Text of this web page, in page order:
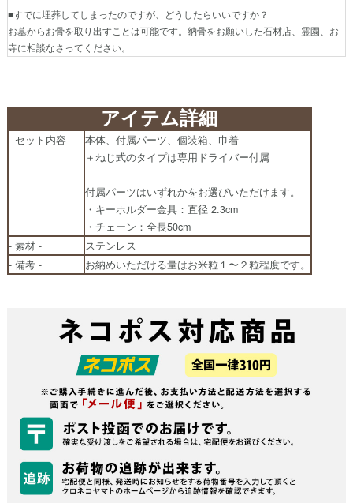
■すでに埋葬してしまったのですが、どうしたらいいですか？
お墓からお骨を取り出すことは可能です。納骨をお願いした石材店、霊園、お
寺に相談なさってください。
アイテム詳細
- セット内容 -
本体、付属パーツ、個装箱、巾着
＋ねじ式のタイプは専用ドライバー付属
付属パーツはいずれかをお選びいただけます。
・キーホルダー金具：直径 2.3cm
・チェーン：全長50cm
- 素材 -
ステンレス
- 備考 -
お納めいただける量はお米粒１〜２粒程度です。